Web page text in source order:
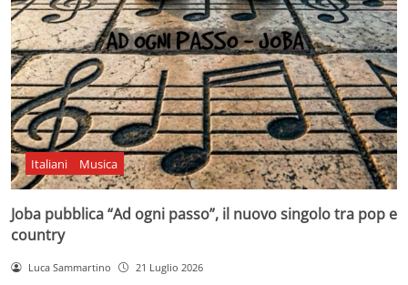
Italiani Musica
Joba pubblica “Ad ogni passo”, il nuovo singolo tra pop e
country
Luca Sammartino 21 Luglio 2026